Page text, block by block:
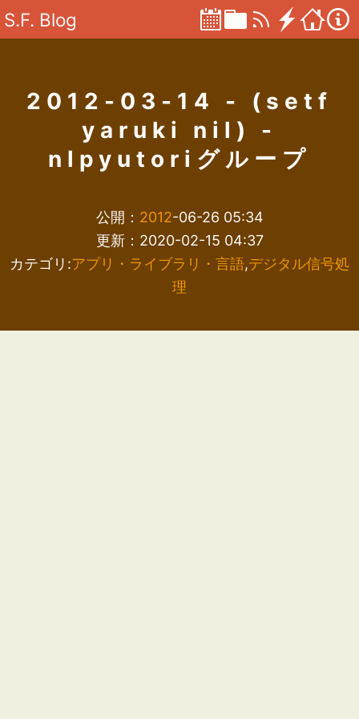
S.F. Blog
2012-03-14 - (setf
yaruki nil) -
nlpyutoriグループ
公開： 2012-06-26 05:34
更新：2020-02-15 04:37
カテゴリ:アプリ・ライブラリ・言語,デジタル信号処
理